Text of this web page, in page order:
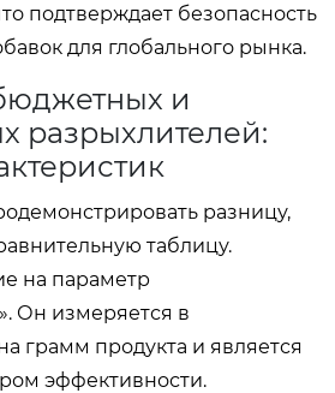
подтверждает безопасность
для глобального рынка.
и
разрыхлителей:
разницу,
таблицу.
на параметр
Он измеряется в
грамм продукта и является
эффективности.